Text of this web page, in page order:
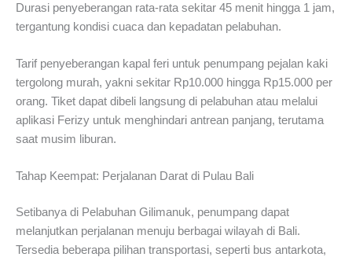
Durasi penyeberangan rata-rata sekitar 45 menit hingga 1 jam,
tergantung kondisi cuaca dan kepadatan pelabuhan.
Tarif penyeberangan kapal feri untuk penumpang pejalan kaki
tergolong murah, yakni sekitar Rp10.000 hingga Rp15.000 per
orang. Tiket dapat dibeli langsung di pelabuhan atau melalui
aplikasi Ferizy untuk menghindari antrean panjang, terutama
saat musim liburan.
Tahap Keempat: Perjalanan Darat di Pulau Bali
Setibanya di Pelabuhan Gilimanuk, penumpang dapat
melanjutkan perjalanan menuju berbagai wilayah di Bali.
Tersedia beberapa pilihan transportasi, seperti bus antarkota,